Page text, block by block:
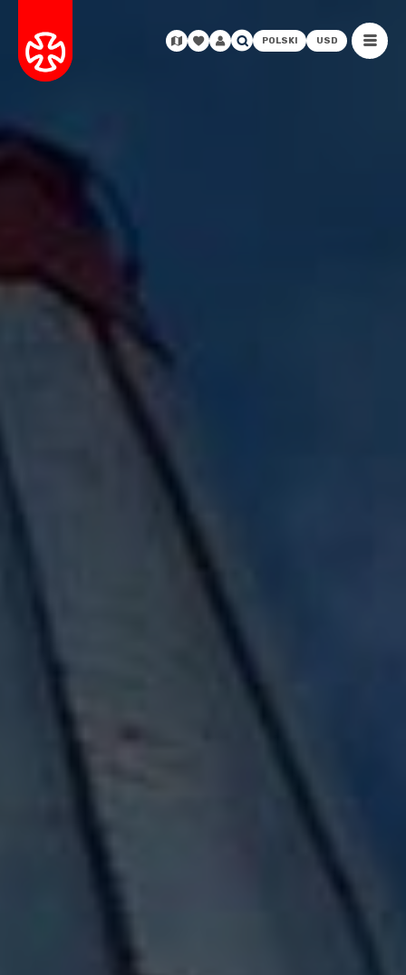
POLSKI USD